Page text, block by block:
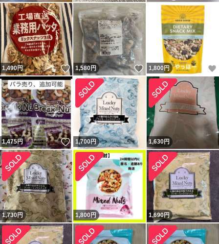
1,490円 いいね！
1,580円 いいね！
1,800円
1,475円 いいね！
1,700円 1,630円
1,730円 1,800円 1,690円